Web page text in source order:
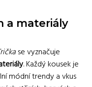
a materiály
se vyznačuje
. Každý kousek je
módní trendy a vkus